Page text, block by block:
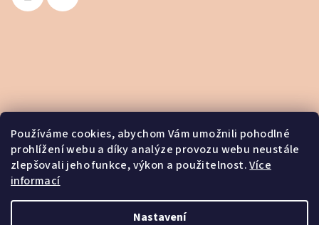
Používáme cookies, abychom Vám umožnili pohodlné
prohlížení webu a díky analýze provozu webu neustále
zlepšovali jeho funkce, výkon a použitelnost.Více
informací
Nastavení